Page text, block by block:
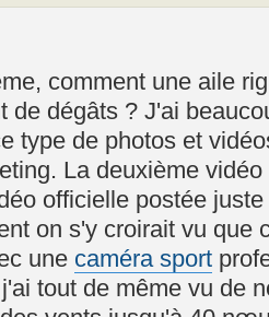
comment une aile
de dégâts ? J'ai
type de photos et
La deuxième
officielle postée
on s'y croirait vu que
une caméra sport
tout de même vu de